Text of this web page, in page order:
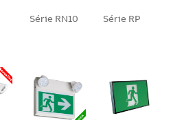
Série RN10 Série RP